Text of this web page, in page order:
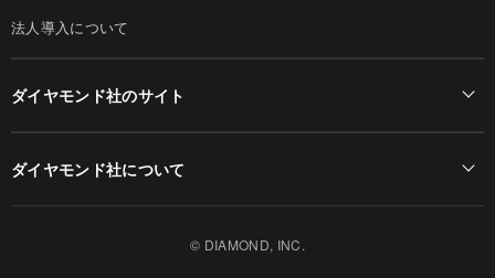
法人導入について
ダイヤモンド社のサイト
ダイヤモンド社について
© DIAMOND, INC.